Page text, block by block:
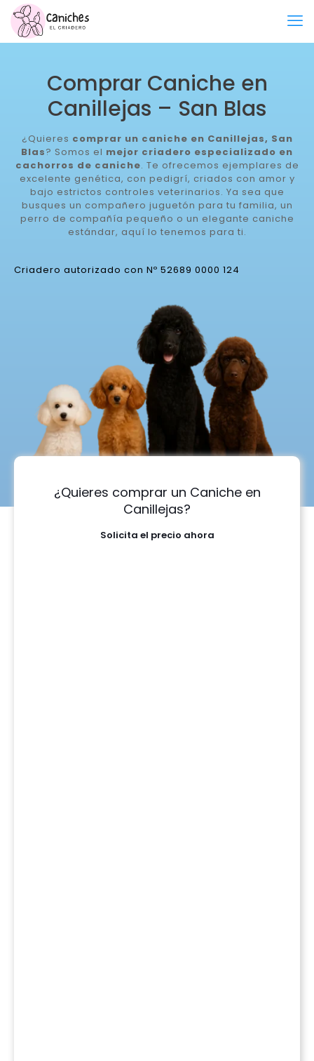
Comprar Caniche en
Canillejas – San Blas
¿Quieres comprar un caniche en Canillejas, San
Blas? Somos el mejor criadero especializado en
cachorros de caniche. Te ofrecemos ejemplares de
excelente genética, con pedigrí, criados con amor y
bajo estrictos controles veterinarios. Ya sea que
busques un compañero juguetón para tu familia, un
perro de compañía pequeño o un elegante caniche
estándar, aquí lo tenemos para ti.
Criadero autorizado con Nº 52689 0000 124
¿Quieres comprar un Caniche en
Canillejas?
Solicita el precio ahora